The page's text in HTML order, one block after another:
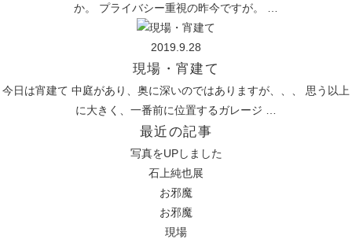
か。 プライバシー重視の昨今ですが。 …
2019.9.28
現場・宵建て
今日は宵建て 中庭があり、奥に深いのではありますが、、、 思う以上
に大きく、一番前に位置するガレージ …
最近の記事
写真をUPしました
石上純也展
お邪魔
お邪魔
現場